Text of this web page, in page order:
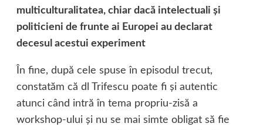
multiculturalitatea, chiar dacă intelectuali şi
politicieni de frunte ai Europei au declarat
decesul acestui experiment
În fine, după cele spuse în episodul trecut,
constatăm că dl Trifescu poate fi şi autentic
atunci când intră în tema propriu-zisă a
workshop-ului şi nu se mai simte obligat să fie